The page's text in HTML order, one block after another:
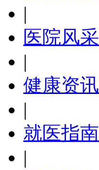
|
医院风采
|
健康资讯
|
就医指南
|